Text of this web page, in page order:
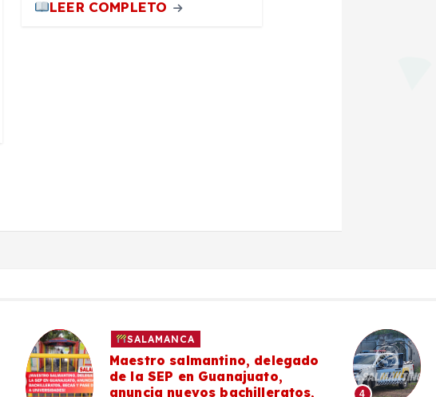
LEER COMPLETO
SALAMANCA
Maestro salmantino, delegado
de la SEP en Guanajuato,
anuncia nuevos bachilleratos,
4